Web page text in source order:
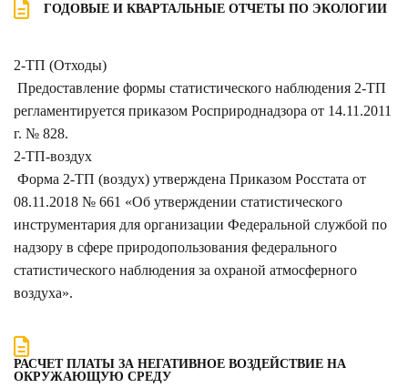
ГОДОВЫЕ И КВАРТАЛЬНЫЕ ОТЧЕТЫ ПО ЭКОЛОГИИ
2-ТП (Отходы)
Предоставление формы статистического наблюдения 2-ТП
регламентируется приказом Росприроднадзора от 14.11.2011
г. № 828.
2-ТП-воздух
Форма 2-ТП (воздух) утверждена Приказом Росстата от
08.11.2018 № 661 «Об утверждении статистического
инструментария для организации Федеральной службой по
надзору в сфере природопользования федерального
статистического наблюдения за охраной атмосферного
воздуха».
РАСЧЕТ ПЛАТЫ ЗА НЕГАТИВНОЕ ВОЗДЕЙСТВИЕ НА
ОКРУЖАЮЩУЮ СРЕДУ